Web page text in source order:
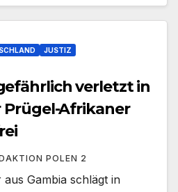
JUSTIZ
verletzt in
Prügel-Afrikaner
POLEN 2
Gambia schlägt in